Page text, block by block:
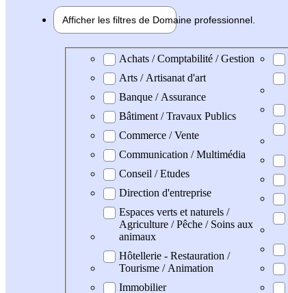
Afficher les filtres de Domaine professionnel
Domaine professionel
Achats / Comptabilité / Gestion
Arts / Artisanat d'art
Banque / Assurance
Bâtiment / Travaux Publics
Commerce / Vente
Communication / Multimédia
Conseil / Etudes
Direction d'entreprise
Espaces verts et naturels /
Agriculture / Pêche / Soins aux
animaux
Hôtellerie - Restauration /
Tourisme / Animation
Immobilier